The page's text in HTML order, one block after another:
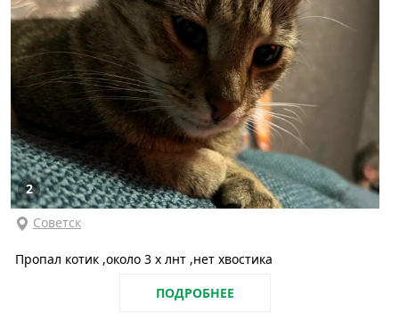
2
Советск
Пропал котик ,около 3 х лнт ,нет хвостика
ПОДРОБНЕЕ